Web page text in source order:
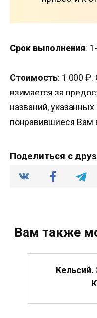
Срок выполнения:
Стоимость: 1 000 ₽.
взимается за
названий, указанных
понравившиеся Вам
Поделиться с
Вам также
Кельсий.